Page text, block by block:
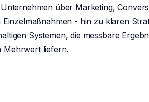
über Marketing,
- hin zu klaren
Systemen, die messbare
Mehrwert liefern.